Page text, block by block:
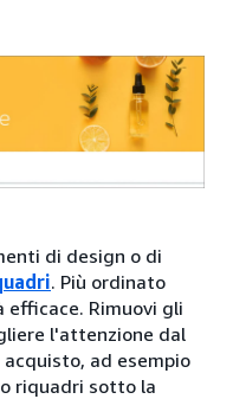
di design o di
. Più ordinato
efficace. Rimuovi gli
l'attenzione dal
ad esempio
riquadri sotto la